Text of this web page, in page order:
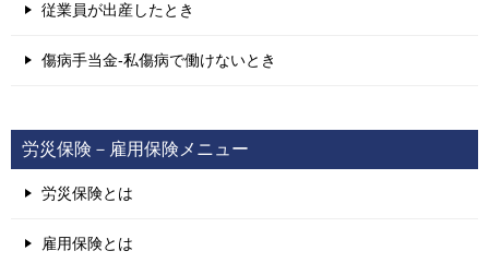
従業員が出産したとき
傷病手当金-私傷病で働けないとき
労災保険－雇用保険メニュー
労災保険とは
雇用保険とは